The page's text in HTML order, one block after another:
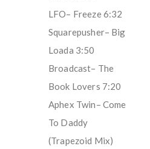
LFO– Freeze 6:32
Squarepusher– Big
Loada 3:50
Broadcast– The
Book Lovers 7:20
Aphex Twin– Come
To Daddy
(Trapezoid Mix)